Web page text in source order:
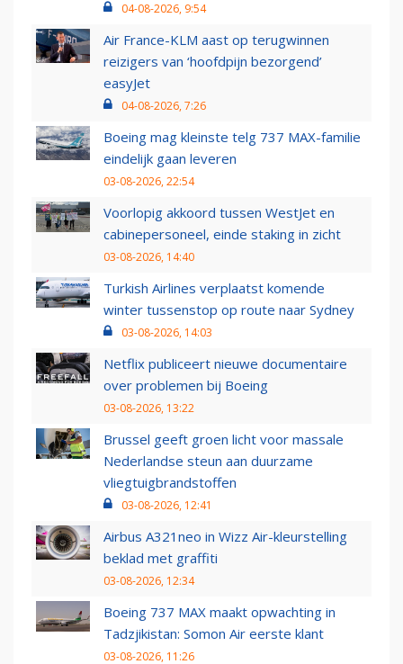
04-08-2026, 9:54
Air France-KLM aast op terugwinnen
reizigers van ‘hoofdpijn bezorgend’
easyJet
04-08-2026, 7:26
Boeing mag kleinste telg 737 MAX-familie
eindelijk gaan leveren
03-08-2026, 22:54
Voorlopig akkoord tussen WestJet en
cabinepersoneel, einde staking in zicht
03-08-2026, 14:40
Turkish Airlines verplaatst komende
winter tussenstop op route naar Sydney
03-08-2026, 14:03
Netflix publiceert nieuwe documentaire
over problemen bij Boeing
03-08-2026, 13:22
Brussel geeft groen licht voor massale
Nederlandse steun aan duurzame
vliegtuigbrandstoffen
03-08-2026, 12:41
Airbus A321neo in Wizz Air-kleurstelling
beklad met graffiti
03-08-2026, 12:34
Boeing 737 MAX maakt opwachting in
Tadzjikistan: Somon Air eerste klant
03-08-2026, 11:26